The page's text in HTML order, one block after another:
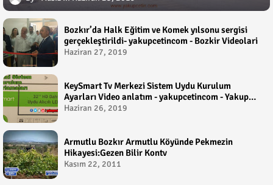
Bozkır’da Halk Eğitim ve Komek yılsonu sergisi
gerçekleştirildi- yakupcetincom - Bozkir Videolari
Haziran 27, 2019
KeySmart Tv Merkezi Sistem Uydu Kurulum
Ayarları Video anlatım - yakupcetincom - Yakup
Çetin
Haziran 26, 2019
Armutlu Bozkır Armutlu Köyünde Pekmezin
Hikayesi:Gezen Bilir Kontv
Kasım 22, 2011